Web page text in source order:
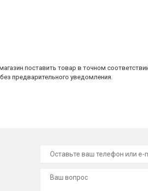
поставить товар в точном
предварительного уведомления.